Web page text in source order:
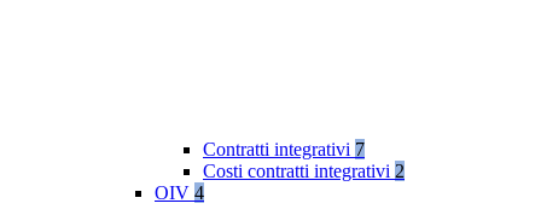
Contratti integrativi 7
Costi contratti integrativi 2
OIV 4